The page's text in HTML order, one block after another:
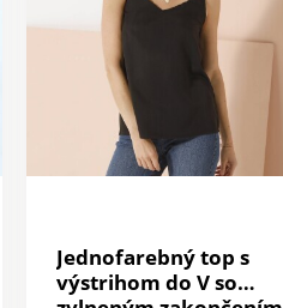
Jednofarebný top s
výstrihom do V so